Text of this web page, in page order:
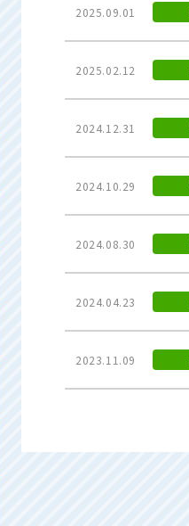
2025.09.01
2025.02.12
2024.12.31
2024.10.29
2024.08.30
2024.04.23
2023.11.09